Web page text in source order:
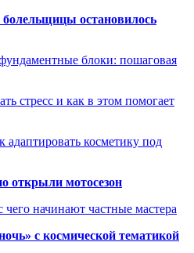
остановилось
блоки: пошаговая
стресс и как в этом помогает
адаптировать косметику под
открыли мотосезон
начинают частные мастера
с космической тематикой